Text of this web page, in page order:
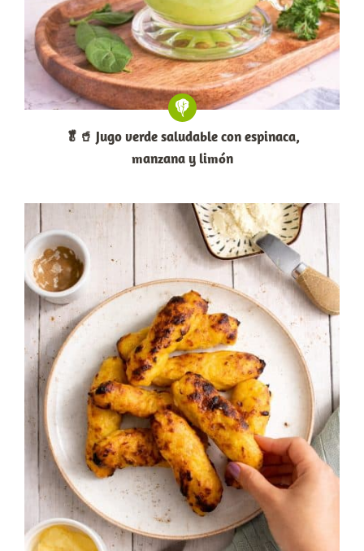
🥬🥤 Jugo verde saludable con espinaca,
manzana y limón